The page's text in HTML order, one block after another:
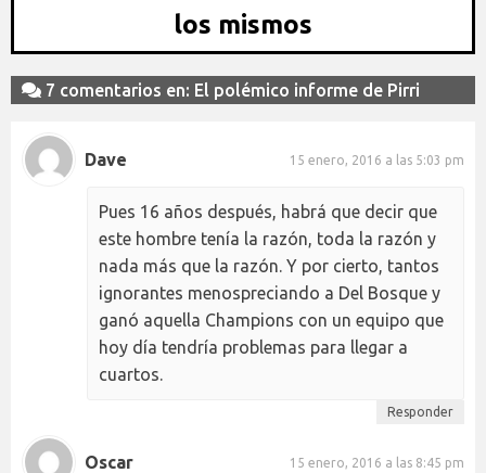
los mismos
7 comentarios en: El polémico informe de Pirri
Dave 15 enero, 2016 a las 5:03 pm
Pues 16 años después, habrá que decir que
este hombre tenía la razón, toda la razón y
nada más que la razón. Y por cierto, tantos
ignorantes menospreciando a Del Bosque y
ganó aquella Champions con un equipo que
hoy día tendría problemas para llegar a
cuartos.
Responder
Oscar 15 enero, 2016 a las 8:45 pm